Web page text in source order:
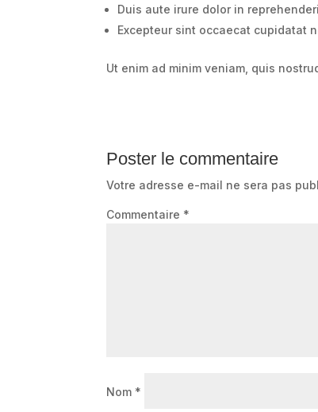
Duis aute irure dolor in
Excepteur sint occaecat cupidatat
Ut enim ad minim veniam, quis
Poster le commentaire
Votre adresse e-mail ne sera pas
Commentaire *
Nom *